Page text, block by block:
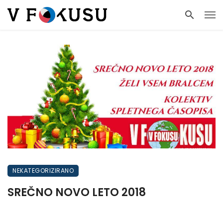
NEKATEGORIZIRANO
SREČNO NOVO LETO 2018